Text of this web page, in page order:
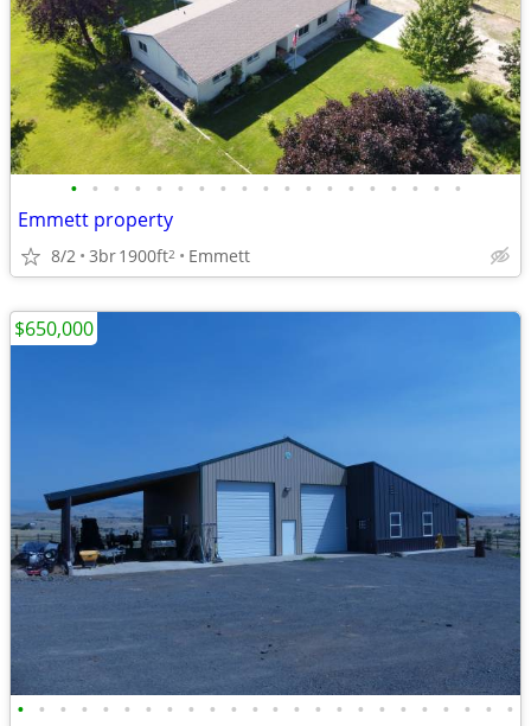
• • • • • • • • • • • • • • • • • • •
Emmett property
8/2 3br1900ft2 Emmett
• • • • • • • • • • • • • • • • • • • • • • • •
$650,000